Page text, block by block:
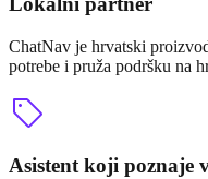
ChatNav je hrvatski
potrebe i pruža podršku na
Asistent koji poznaje